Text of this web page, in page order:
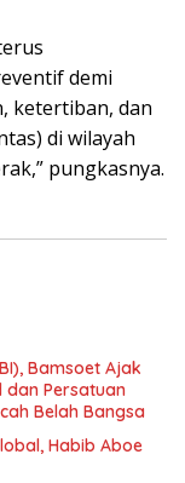
demi
ketertiban, dan
di wilayah
pungkasnya.
Bamsoet Ajak
Persatuan
Belah Bangsa
Habib Aboe